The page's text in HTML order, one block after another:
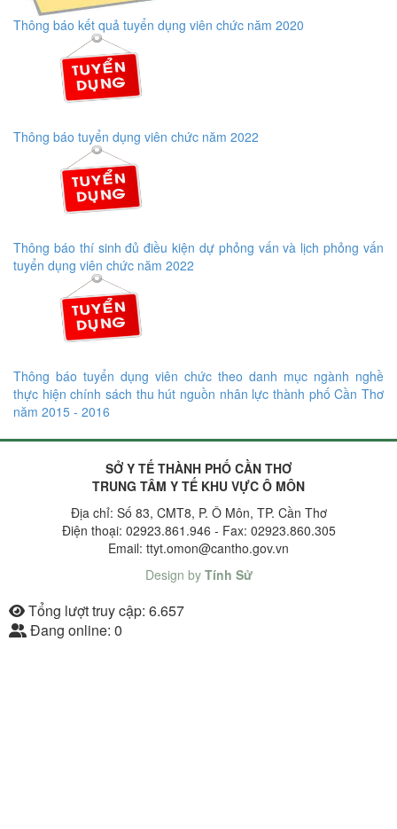
Thông báo kết quả tuyển dụng viên chức năm 2020
Thông báo tuyển dụng viên chức năm 2022
Thông báo thí sinh đủ điều kiện dự phỏng vấn và lịch phỏng vấn
tuyển dụng viên chức năm 2022
Thông báo tuyển dụng viên chức theo danh mục ngành nghề
thực hiện chính sách thu hút nguồn nhân lực thành phố Cần Thơ
năm 2015 - 2016
SỞ Y TẾ THÀNH PHỐ CẦN THƠ
TRUNG TÂM Y TẾ KHU VỰC Ô MÔN
Địa chỉ: Số 83, CMT8, P. Ô Môn, TP. Cần Thơ
Điện thoại: 02923.861.946 - Fax: 02923.860.305
Email: ttyt.omon@cantho.gov.vn
Design by Tính Sử
Tổng lượt truy cập: 6.657
Đang online: 0